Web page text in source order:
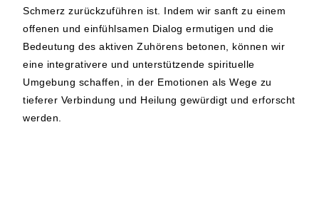
Schmerz zurückzuführen ist. Indem wir sanft zu einem
offenen und einfühlsamen Dialog ermutigen und die
Bedeutung des aktiven Zuhörens betonen, können wir
eine integrativere und unterstützende spirituelle
Umgebung schaffen, in der Emotionen als Wege zu
tieferer Verbindung und Heilung gewürdigt und erforscht
werden.